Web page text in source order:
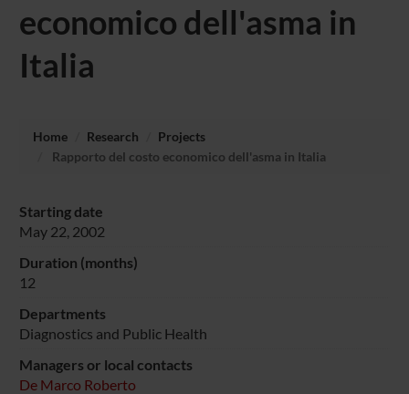
economico dell'asma in
Italia
Home Research
Projects
Rapporto del costo economico dell'asma in Italia
Starting date
May 22, 2002
Duration (months)
12
Departments
Diagnostics and Public Health
Managers or local contacts
De Marco Roberto